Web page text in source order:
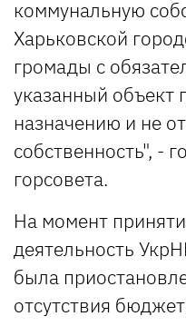
коммунальную
Харьковской
громады с
указанный объект
назначению и не
собственность", -
горсовета.
На момент
деятельность
была
отсутствия